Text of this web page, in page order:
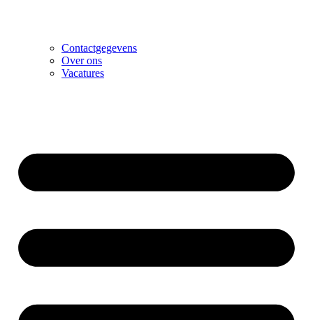
Contactgegevens
Over ons
Vacatures